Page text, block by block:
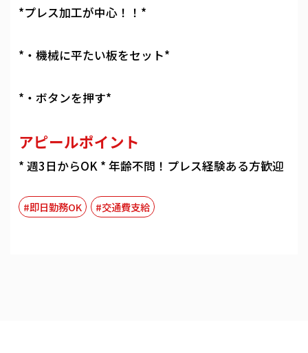
*プレス加工が中心！！*
*・機械に平たい板をセット*
*・ボタンを押す*
アピールポイント
* 週3日からOK * 年齢不問！プレス経験ある方歓迎
#即日勤務OK #交通費支給